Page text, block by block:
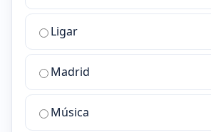
la
mejor
sala
chat
ChatZona?
Ligar
Madrid
Música